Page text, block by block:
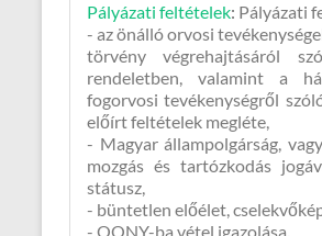
Pályázati feltételek: Pályázati
- az önálló orvosi
törvény végrehajtásáról
rendeletben, valamint a
fogorvosi tevékenységről
előírt feltételek megléte,
- Magyar állampolgárság,
mozgás és tartózkodás
státusz,
- büntetlen előélet,
- OONY-ba vétel igazolása,